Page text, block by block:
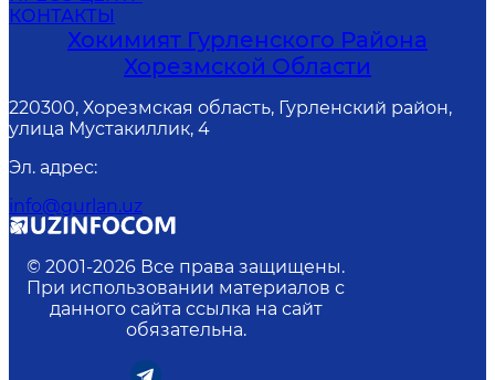
КОНТАКТЫ
Хокимият Гурленского Района
Хорезмской Области
220300, Хорезмская область, Гурленский район,
улица Мустакиллик, 4
Эл. адрес:
info@gurlan.uz
© 2001-2026 Все права защищены.
При использовании материалов с
данного сайта ссылка на сайт
обязательна.